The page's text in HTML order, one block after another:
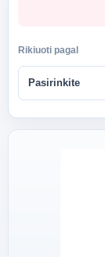
Rikiuoti pagal
Pasirinkite